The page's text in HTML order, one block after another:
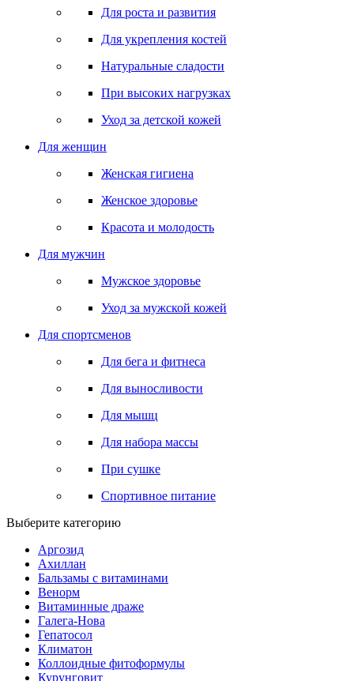
Для роста и развития
Для укрепления костей
Натуральные сладости
При высоких нагрузках
Уход за детской кожей
Для женщин
Женская гигиена
Женское здоровье
Красота и молодость
Для мужчин
Мужское здоровье
Уход за мужской кожей
Для спортсменов
Для бега и фитнеса
Для выносливости
Для мышц
Для набора массы
При сушке
Спортивное питание
Выберите категорию
Аргозид
Ахиллан
Бальзамы с витаминами
Венорм
Витаминные драже
Галега-Нова
Гепатосол
Климатон
Коллоидные фитоформулы
Курунговит